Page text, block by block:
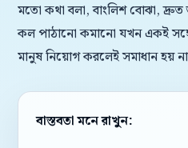
মতো কথা বলা, বাংলিশ বোঝা,
কল পাঠানো কমানো যখন একই
মানুষ নিয়োগ করলেই সমাধান হয়
বাস্তবতা মনে রাখুন: